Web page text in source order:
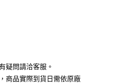
疑問請洽客服。
商品實際到貨日需依原廠